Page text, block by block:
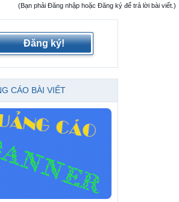
(Bạn phải Đăng nhập hoặc Đăng ký để trả lời bài viết.)
Đăng ký!
CÁO BÀI VIẾT